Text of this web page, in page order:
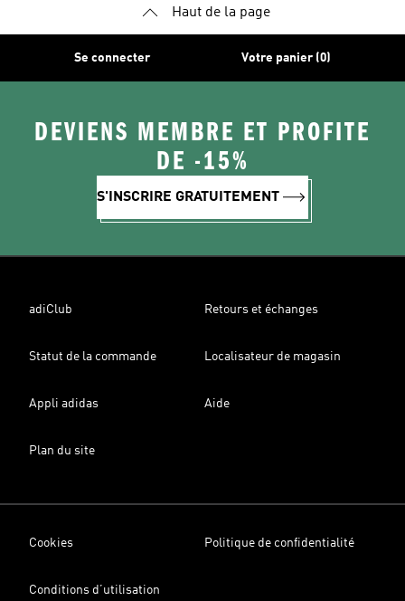
Haut de la page
Se connecter Votre panier (0)
DEVIENS MEMBRE ET PROFITE
DE -15%
S'INSCRIRE GRATUITEMENT
adiClub Retours et échanges
Statut de la commande Localisateur de magasin
Appli adidas Aide
Plan du site
Cookies Politique de confidentialité
Conditions d’utilisation